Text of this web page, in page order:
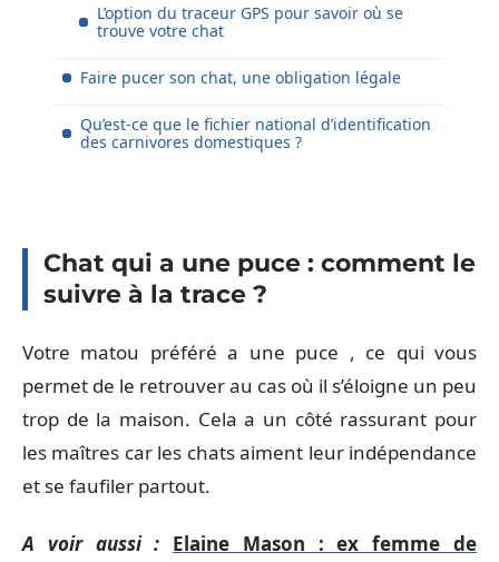
L’option du traceur GPS pour savoir où se
trouve votre chat
Faire pucer son chat, une obligation légale
Qu’est-ce que le fichier national d’identification
des carnivores domestiques ?
Chat qui a une puce : comment le
suivre à la trace ?
Votre matou préféré a une puce , ce qui vous
permet de le retrouver au cas où il s’éloigne un peu
trop de la maison. Cela a un côté rassurant pour
les maîtres car les chats aiment leur indépendance
et se faufiler partout.
A voir aussi : Elaine Mason : ex femme de